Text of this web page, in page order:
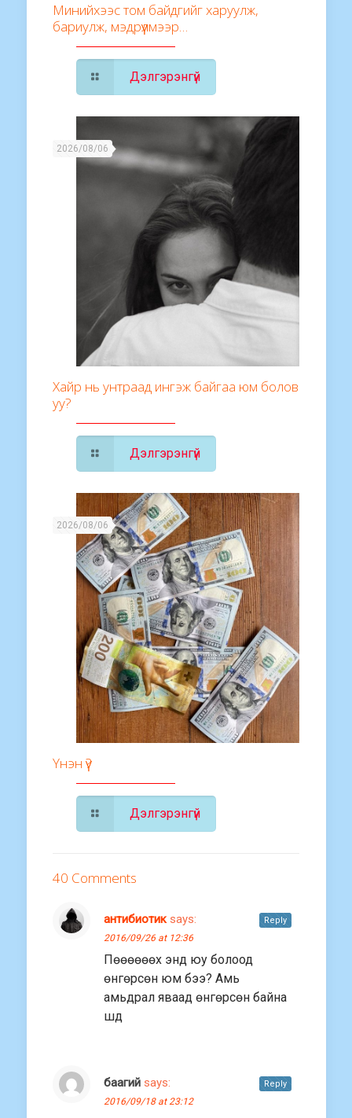
Минийхээс том байдгийг харуулж,
бариулж, мэдрүүлмээр…
Дэлгэрэнгүй
2026/08/06
Хайр нь унтраад ингэж байгаа юм болов
уу?
Дэлгэрэнгүй
2026/08/06
Үнэн үү?
Дэлгэрэнгүй
40 Comments
антибиотик says:
2016/09/26 at 12:36
Пөөөөөөх энд юу болоод
өнгөрсөн юм бээ? Амь
амьдрал яваад өнгөрсөн байна
шд
Reply
баагий says:
2016/09/18 at 23:12
Reply